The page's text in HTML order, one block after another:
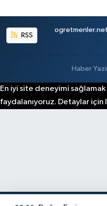
RSS
Haber
En iyi site deneyimi
faydalanıyoruz. Detaylar için